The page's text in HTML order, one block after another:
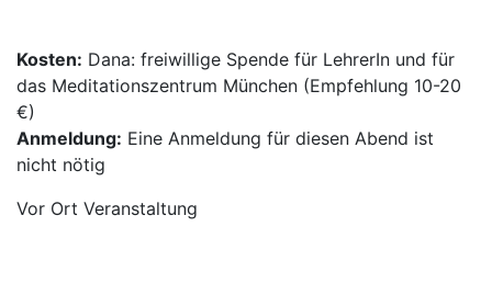
Kosten: Dana: freiwillige Spende für LehrerIn und für
das Meditationszentrum München (Empfehlung 10-20
€)
Anmeldung: Eine Anmeldung für diesen Abend ist
nicht nötig
Vor Ort Veranstaltung